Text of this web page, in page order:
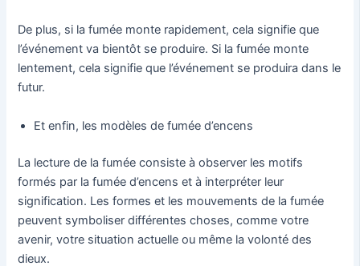
De plus, si la fumée monte rapidement, cela signifie que
l’événement va bientôt se produire. Si la fumée monte
lentement, cela signifie que l’événement se produira dans le
futur.
Et enfin, les modèles de fumée d’encens
La lecture de la fumée consiste à observer les motifs
formés par la fumée d’encens et à interpréter leur
signification. Les formes et les mouvements de la fumée
peuvent symboliser différentes choses, comme votre
avenir, votre situation actuelle ou même la volonté des
dieux.